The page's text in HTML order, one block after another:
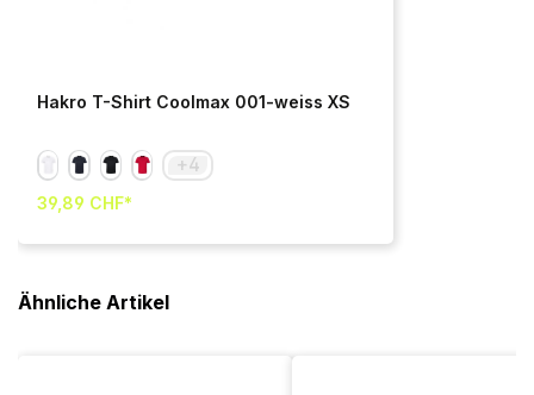
Hakro T-Shirt Coolmax 001-weiss XS
+4
39,89 CHF*
Ähnliche Artikel